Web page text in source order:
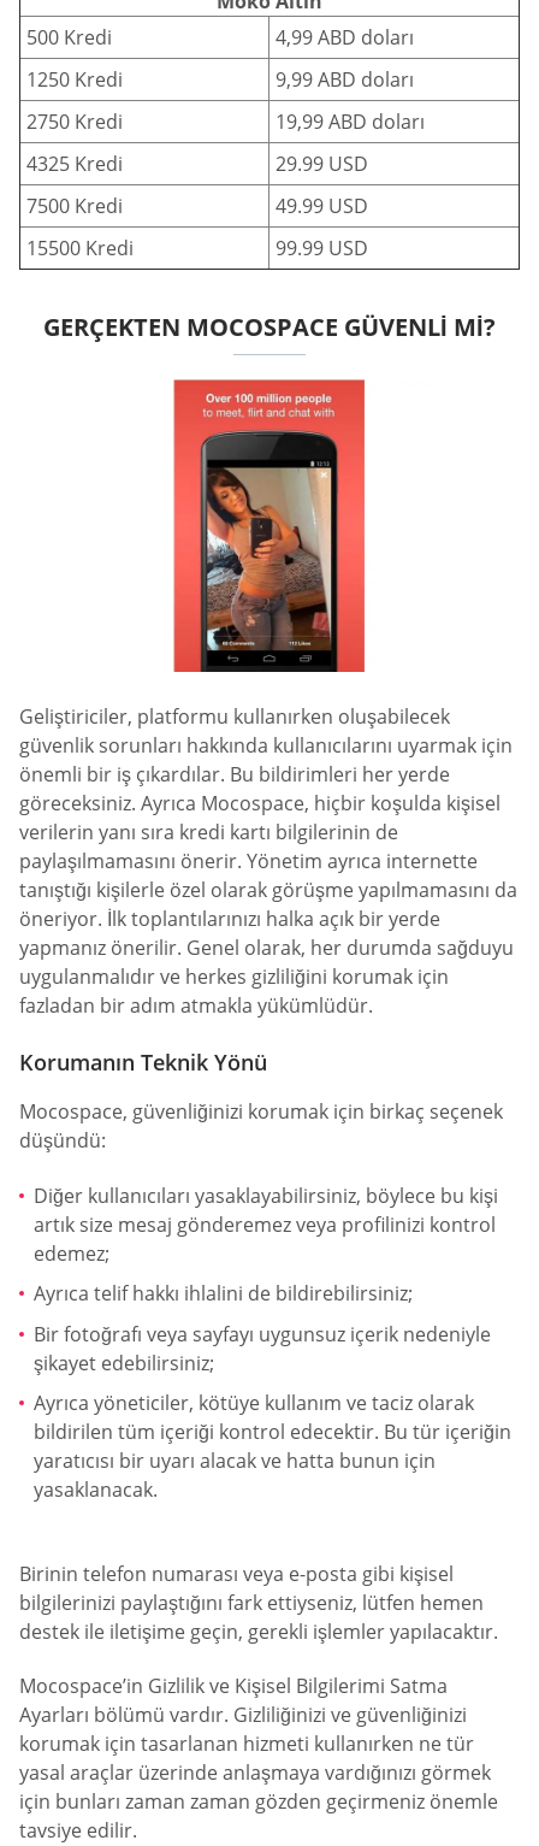
500 Kredi
4,99 ABD doları
1250 Kredi
9,99 ABD doları
2750 Kredi
19,99 ABD doları
4325 Kredi
29.99 USD
7500 Kredi
49.99 USD
15500 Kredi
99.99 USD
GERÇEKTEN MOCOSPACE GÜVENLI MI?
Geliştiriciler, platformu kullanırken oluşabilecek
güvenlik sorunları hakkında kullanıcılarını uyarmak için
önemli bir iş çıkardılar. Bu bildirimleri her yerde
göreceksiniz. Ayrıca Mocospace, hiçbir koşulda kişisel
verilerin yanı sıra kredi kartı bilgilerinin de
paylaşılmamasını önerir. Yönetim ayrıca internette
tanıştığı kişilerle özel olarak görüşme yapılmamasını da
öneriyor. İlk toplantılarınızı halka açık bir yerde
yapmanız önerilir. Genel olarak, her durumda sağduyu
uygulanmalıdır ve herkes gizliliğini korumak için
fazladan bir adım atmakla yükümlüdür.
Korumanın Teknik Yönü
Mocospace, güvenliğinizi korumak için birkaç seçenek
düşündü:
Diğer kullanıcıları yasaklayabilirsiniz, böylece bu kişi
artık size mesaj gönderemez veya profilinizi kontrol
edemez;
Ayrıca telif hakkı ihlalini de bildirebilirsiniz;
Bir fotoğrafı veya sayfayı uygunsuz içerik nedeniyle
şikayet edebilirsiniz;
Ayrıca yöneticiler, kötüye kullanım ve taciz olarak
bildirilen tüm içeriği kontrol edecektir. Bu tür içeriğin
yaratıcısı bir uyarı alacak ve hatta bunun için
yasaklanacak.
Birinin telefon numarası veya e-posta gibi kişisel
bilgilerinizi paylaştığını fark ettiyseniz, lütfen hemen
destek ile iletişime geçin, gerekli işlemler yapılacaktır.
Mocospace’in Gizlilik ve Kişisel Bilgilerimi Satma
Ayarları bölümü vardır. Gizliliğinizi ve güvenliğinizi
korumak için tasarlanan hizmeti kullanırken ne tür
yasal araçlar üzerinde anlaşmaya vardığınızı görmek
için bunları zaman zaman gözden geçirmeniz önemle
tavsiye edilir.